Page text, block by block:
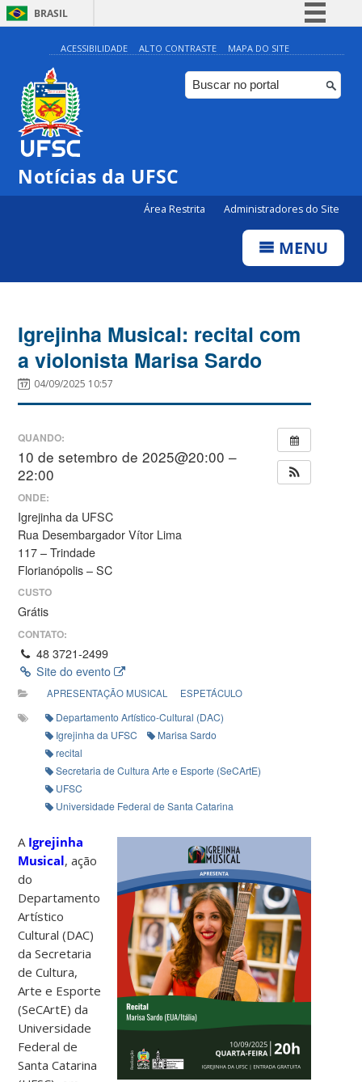
BRASIL
Simplifique!
Comunica BR
Participe
ACESSIBILIDADE ALTO CONTRASTE MAPA DO SITE
Notícias da UFSC
Área Restrita Administradores do Site
MENU
Igrejinha Musical: recital com
a violonista Marisa Sardo
04/09/2025 10:57
QUANDO:
10 de setembro de 2025@20:00 –
22:00
ONDE:
Igrejinha da UFSC
Rua Desembargador Vítor Lima
117 – Trindade
Florianópolis – SC
CUSTO
Grátis
CONTATO:
48 3721-2499
Site do evento
APRESENTAÇÃO MUSICAL ESPETÁCULO
Departamento Artístico-Cultural (DAC)
Igrejinha da UFSC
Marisa Sardo
recital
Secretaria de Cultura Arte e Esporte (SeCArtE)
UFSC
Universidade Federal de Santa Catarina
A Igrejinha
Musical, ação
do
Departamento
Artístico
Cultural (DAC)
da Secretaria
de Cultura,
Arte e Esporte
(SeCArtE) da
Universidade
Federal de
Santa Catarina